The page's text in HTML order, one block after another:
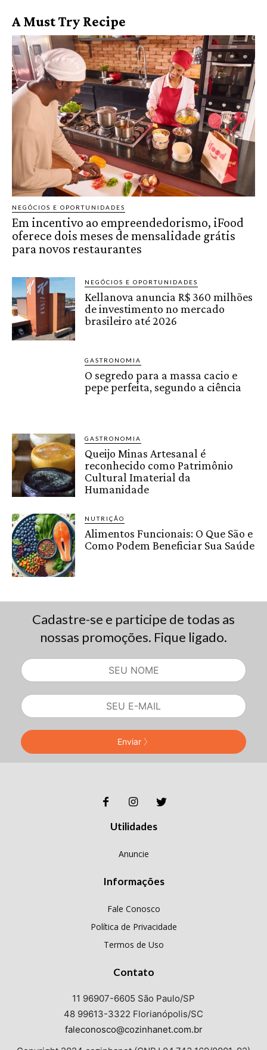
A Must Try Recipe
NEGÓCIOS E OPORTUNIDADES
Em incentivo ao empreendedorismo, iFood
oferece dois meses de mensalidade grátis
para novos restaurantes
NEGÓCIOS E OPORTUNIDADES
Kellanova anuncia R$ 360 milhões
de investimento no mercado
brasileiro até 2026
GASTRONOMIA
O segredo para a massa cacio e
pepe perfeita, segundo a ciência
GASTRONOMIA
Queijo Minas Artesanal é
reconhecido como Patrimônio
Cultural Imaterial da
Humanidade
NUTRIÇÃO
Alimentos Funcionais: O Que São e
Como Podem Beneficiar Sua Saúde
Cadastre-se e participe de todas as
nossas promoções. Fique ligado.
Enviar
Utilidades
Anuncie
Informações
Fale Conosco
Política de Privacidade
Termos de Uso
Contato
11 96907-6605 São Paulo/SP
48 99613-3322 Florianópolis/SC
faleconosco@cozinhanet.com.br